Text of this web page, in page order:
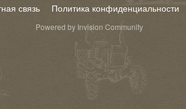
связь Политика конфиденциальности
Powered by Invision Community